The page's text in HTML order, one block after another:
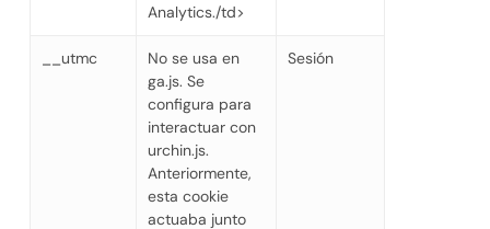
Analytics./td>
__utmc
No se usa en
ga.js. Se
configura para
interactuar con
urchin.js.
Anteriormente,
esta cookie
actuaba junto
Sesión